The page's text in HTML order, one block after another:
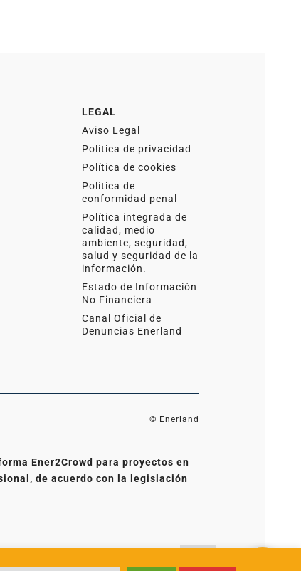
LEGAL
Aviso Legal
Política de privacidad
Política de cookies
Política de
conformidad penal
Política integrada de
calidad, medio
ambiente, seguridad,
salud y seguridad de la
información.
Estado de Información
No Financiera
Canal Oficial de
Denuncias Enerland
© Enerland
Ener2Crowd para proyectos en
de acuerdo con la legislación